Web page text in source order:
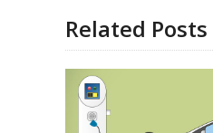
Related Posts